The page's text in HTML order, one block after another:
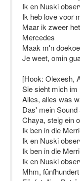
Ik en Nuski
Ik heb love voor
Maar ik zweer
Mercedes
Maak m'n
Je weet, omin
[Hook: Olexesh,
Sie sieht mich im
Alles, alles was
Das' mein
Chaya, steig ein
Ik ben in die
Ik en Nuski
Ik ben in die
Ik en Nuski
Mhm,